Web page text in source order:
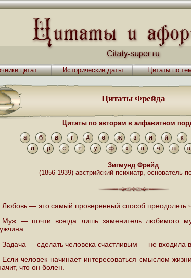
цитат Исторические даты Цитаты по
Цитаты Фрейда
Цитаты по авторам в алфавитном
Зигмунд Фрейд
(1856-1939) австрийский психиатр, основатель
Любовь — это самый проверенный способ преодолеть
Муж — почти всегда лишь заменитель любимого
Задача — сделать человека счастливым — не входила
Если человек начинает интересоваться смыслом
что он болен.